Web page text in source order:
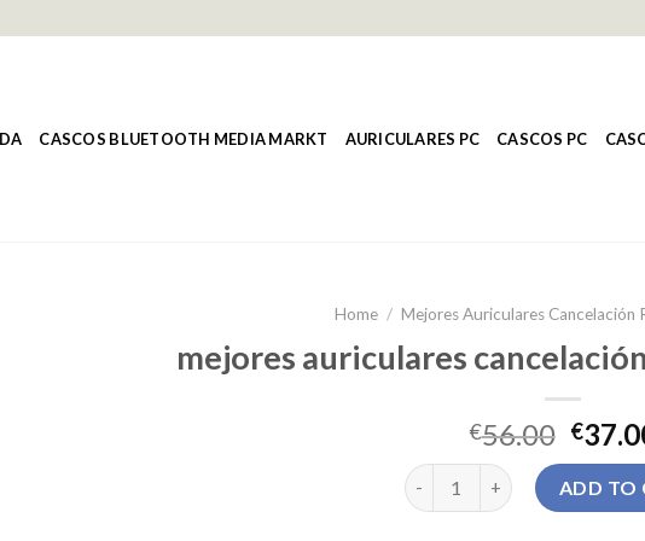
CASCOS BLUETOOTH MEDIA MARKT AURICULARES PC CASCOS PC
Home / Mejores Auriculares Cancelación
mejores auriculares
€56.00 €
mejores auricularesADD TO